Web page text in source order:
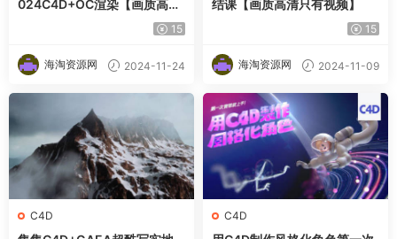
024C4D+OC渲染【画质高清
15
海淘资源网 2024-11-24
结课【画质高清只有视频】
15
海淘资源网 2024-11-09
C4D C4D